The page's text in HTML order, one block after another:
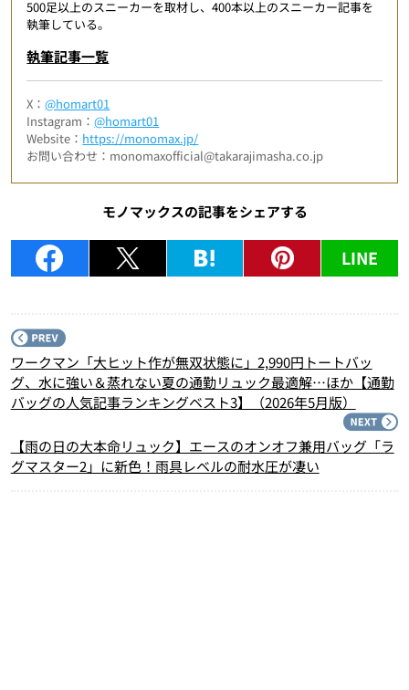
500足以上のスニーカーを取材し、400本以上のスニーカー記事を
執筆している。
執筆記事一覧
X：@homart01
Instagram：@homart01
Website： https://monomax.jp/
お問い合わせ：monomaxofficial@takarajimasha.co.jp
モノマックスの記事をシェアする
LINE
ワークマン「大ヒット作が無双状態に」2,990円トートバッ
グ、水に強い＆蒸れない夏の通勤リュック最適解…ほか【通勤
バッグの人気記事ランキングベスト3】（2026年5月版）
【雨の日の大本命リュック】エースのオンオフ兼用バッグ「ラ
グマスター2」に新色！雨具レベルの耐水圧が凄い